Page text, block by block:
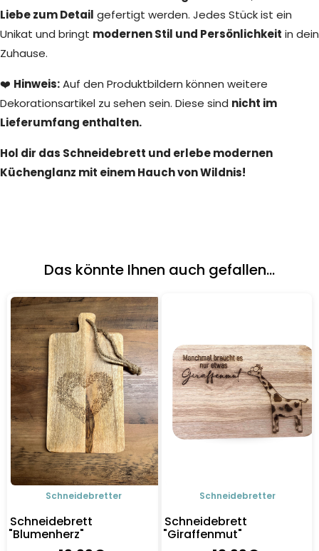
Liebe zum Detail gefertigt werden. Jedes Stück ist ein
Unikat und bringt modernen Stil und Persönlichkeit in dein
Zuhause.
❤️ Hinweis:Auf den Produktbildern können weitere
Dekorationsartikel zu sehen sein. Diese sind nicht im
Lieferumfang enthalten.
Hol dir das Schneidebrett und erlebe modernen
Küchenglanz mit einem Hauch von Wildnis!
Das könnte Ihnen auch gefallen...
Details
Schneidebretter
Schneidebrett
"Blumenherz"
Schneidebretter
Schneidebrett
"Giraffenmut"